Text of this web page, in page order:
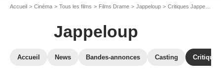
Accueil Cinéma Tous les films Films Drame Jappeloup Critiques Jappeloup
Jappeloup
Accueil News Bandes-annonces Casting